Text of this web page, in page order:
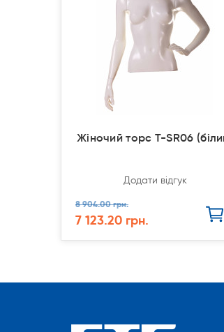
Жіночий торс T-SR06
Додати відгук
8 904.00 грн.
7 123.20 грн.